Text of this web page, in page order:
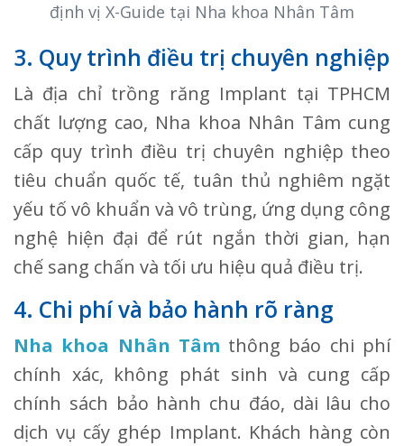
định vị X-Guide tại Nha khoa Nhân Tâm
3. Quy trình điều trị chuyên nghiệp
Là địa chỉ trồng răng Implant tại TPHCM
chất lượng cao, Nha khoa Nhân Tâm cung
cấp quy trình điều trị chuyên nghiệp theo
tiêu chuẩn quốc tế, tuân thủ nghiêm ngặt
yếu tố vô khuẩn và vô trùng, ứng dụng công
nghệ hiện đại để rút ngắn thời gian, hạn
chế sang chấn và tối ưu hiệu quả điều trị.
4. Chi phí và bảo hành rõ ràng
Nha khoa Nhân Tâm thông báo chi phí
chính xác, không phát sinh và cung cấp
chính sách bảo hành chu đáo, dài lâu cho
dịch vụ cấy ghép Implant. Khách hàng còn